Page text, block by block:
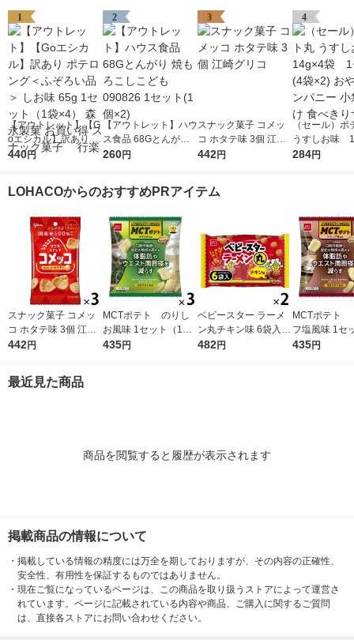
1
【アウトレット】【G
oエシカル】訳あり ポ
テロング＜ふぞろい品
お買い得 スナック菓
440円
2
【アウトレット】ハウ
ス食品 68Gとんがり
焼もろこしこども 090
260円
3
スナック菓子 コメッ
コ ホタテ味 3個 江崎
グリコ
442円
4
（セール）ポ
うすしお味
袋 1セット
284円
LOHACOからのおすすめPRアイテム
スナック菓子 コメッ
コ ホタテ味 3個 江崎
グリコ
442円
MCTポテト のりし
お風味 1セット（1袋
（40g）×3） 機能性
435円
ベビースター ラーメ
ン丸チキン味 6袋入 1
32g 1セット（1個×
482円
MCTポテト
フ塩風味 1セ
袋（40g）
435円
最近見た商品
商品を閲覧すると履歴が表示されます
掲載商品の情報について
・ 掲載している情報の精度には万全を期しておりますが、その内容の正確性、
安全性、有用性を保証するものではありません。
・ 現在ご覧になっているページは、この商品を取り扱うストアによって運営さ
れています。ページに記載されている内容や商品、ご購入に関するご質問
は、直接各ストアにお問い合わせください。